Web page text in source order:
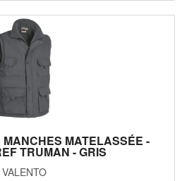
MATELASSÉE -
TRUMAN - GRIS
VALENTO